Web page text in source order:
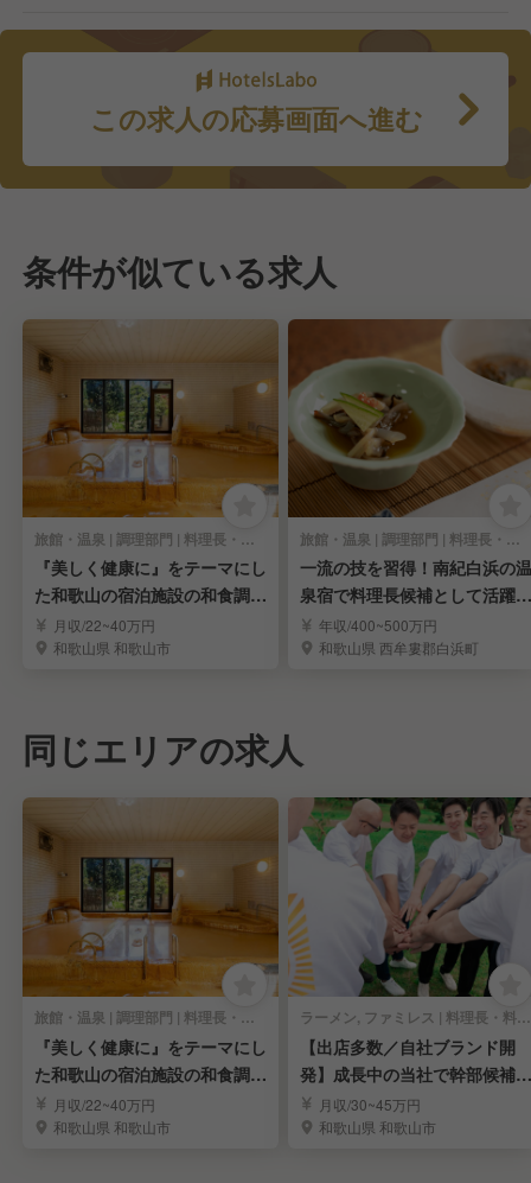
この求人の応募画面へ進む
条件が似ている求人
旅館・温泉 | 調理部門 | 料理長・料理長候補
『美しく健康に』をテーマにし
た和歌山の宿泊施設の和食調理
スタッフ！
月収/22~40万円
和歌山県 和歌山市
旅館・温泉 | 調理部門 | 料理長・料理長候補
一流の技を習得！南紀白浜の温
泉宿で料理長候補として活躍し
ませんか？
年収/400~500万円
和歌山県 西牟婁郡白浜町
同じエリアの求人
旅館・温泉 | 調理部門 | 料理長・料理長候補
『美しく健康に』をテーマにし
た和歌山の宿泊施設の和食調理
スタッフ！
月収/22~40万円
和歌山県 和歌山市
ラーメン, ファミレス | 料理長・料理長候補
【出店多数／自社ブランド開
発】成長中の当社で幹部候補と
して活躍しませんか？
月収/30~45万円
和歌山県 和歌山市